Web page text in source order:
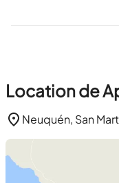
Location de
Neuquén, San